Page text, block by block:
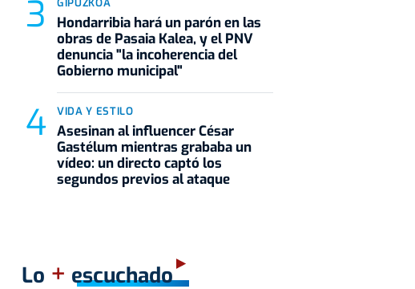
GIPUZKOA
Hondarribia hará un parón en las
obras de Pasaia Kalea, y el PNV
denuncia "la incoherencia del
Gobierno municipal"
VIDA Y ESTILO
Asesinan al influencer César
Gastélum mientras grababa un
vídeo: un directo captó los
segundos previos al ataque
Lo + escuchado